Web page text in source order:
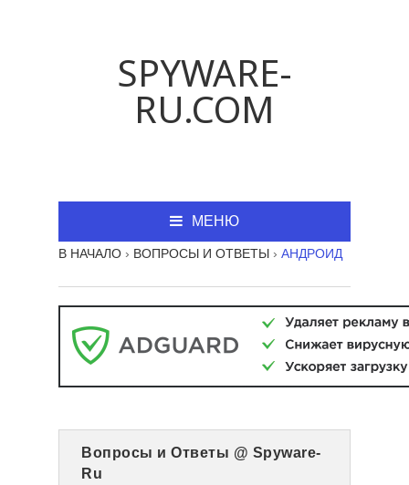
SPYWARE-
RU.COM
МЕНЮ
В НАЧАЛО › ВОПРОСЫ И ОТВЕТЫ › АНДРОИД
Вопросы и Ответы @ Spyware-
Ru